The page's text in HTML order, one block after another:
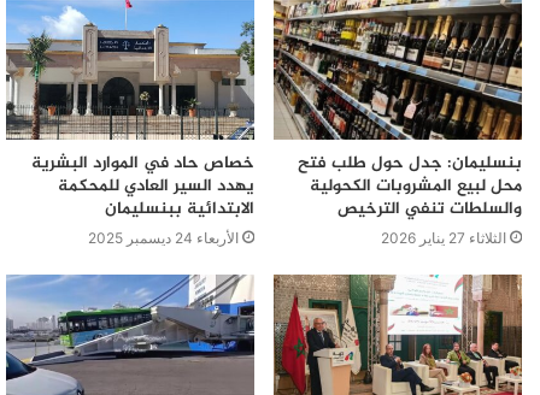
بنسليمان: جدل حول طلب فتح
محل لبيع المشروبات الكحولية
والسلطات تنفي الترخيص
الثلاثاء 27 يناير 2026
خصاص حاد في الموارد البشرية
يهدد السير العادي للمحكمة
الابتدائية ببنسليمان
الأربعاء 24 ديسمبر 2025